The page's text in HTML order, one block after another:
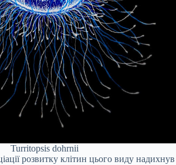
Turritopsis dohrnii
розвитку клітин цього виду надихнув